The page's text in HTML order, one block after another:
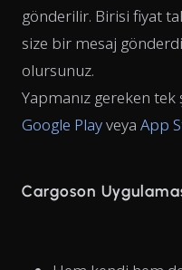
gönderilir. Birisi fiyat
size bir mesaj
olursunuz.
Yapmanız gereken tek
Google Playveya App
Cargoson